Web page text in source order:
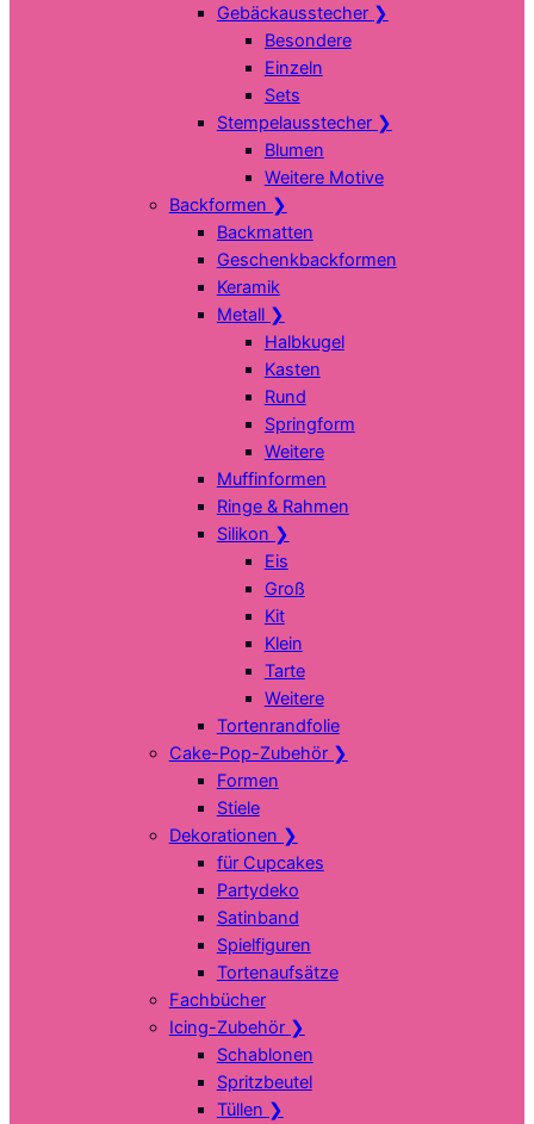
Gebäckausstecher ❯
Besondere
Einzeln
Sets
Stempelausstecher ❯
Blumen
Weitere Motive
Backformen ❯
Backmatten
Geschenkbackformen
Keramik
Metall ❯
Halbkugel
Kasten
Rund
Springform
Weitere
Muffinformen
Ringe & Rahmen
Silikon ❯
Eis
Groß
Kit
Klein
Tarte
Weitere
Tortenrandfolie
Cake-Pop-Zubehör ❯
Formen
Stiele
Dekorationen ❯
für Cupcakes
Partydeko
Satinband
Spielfiguren
Tortenaufsätze
Fachbücher
Icing-Zubehör ❯
Schablonen
Spritzbeutel
Tüllen ❯